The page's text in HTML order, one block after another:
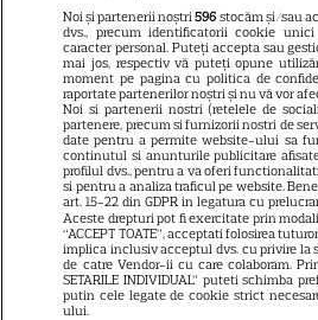
11
VEDETE
„Povestea
aventura
dintr-un
York
NETFLIX
Noutăți
Noi și partenerii noștri596 stocăm și/sau
dvs., precum identificatorii cookie
caracter personal. Puteți accepta sau
mai jos, respectiv vă puteți opune
moment pe pagina cu politica de
raportate partenerilor noștri și nu vă vor
Noi si partenerii nostri (retelele de
partenere, precum si furnizorii nostri de
date pentru a permite website-ului sa
continutul si anunturile publicitare
profilul dvs., pentru a va oferi
si pentru a analiza traficul pe website.
art. 15-22 din GDPR in legatura cu
Aceste drepturi pot fi exercitate prin
“ACCEPT TOATE”, acceptati folosirea
implica inclusiv acceptul dvs. cu privire la
de catre Vendor-ii cu care colaboram.
SETARILE INDIVIDUAL” puteti schimba
putin cele legate de cookie strict
ului.